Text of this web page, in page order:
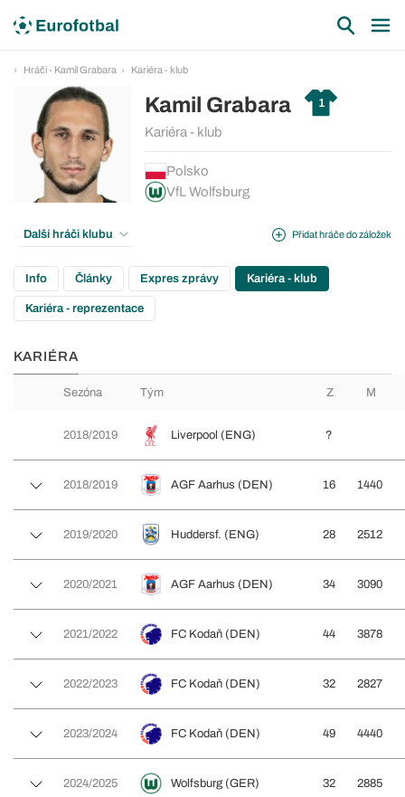
Hráči - Kamil Grabara Kariéra - klub
Kamil Grabara 1
Kariéra - klub
Polsko
VfL Wolfsburg
Přidat hráče do záložek
Další hráči klubu
Info Články Expres zprávy Kariéra - klub
Kariéra - reprezentace
KARIÉRA
Sezóna Tým Z M
2018/2019 Liverpool (ENG) ?
2018/2019 AGF Aarhus (DEN) 16 1440
2019/2020 Huddersf. (ENG) 28 2512
2020/2021 AGF Aarhus (DEN) 34 3090
2021/2022 FC Kodaň (DEN) 44 3878
2022/2023 FC Kodaň (DEN) 32 2827
2023/2024 FC Kodaň (DEN) 49 4440
2024/2025 Wolfsburg (GER) 32 2885